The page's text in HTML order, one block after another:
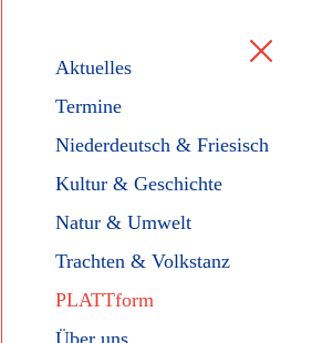
Aktuelles
Termine
Niederdeutsch & Friesisch
Kultur & Geschichte
Natur & Umwelt
Trachten & Volkstanz
PLATTform
Über uns